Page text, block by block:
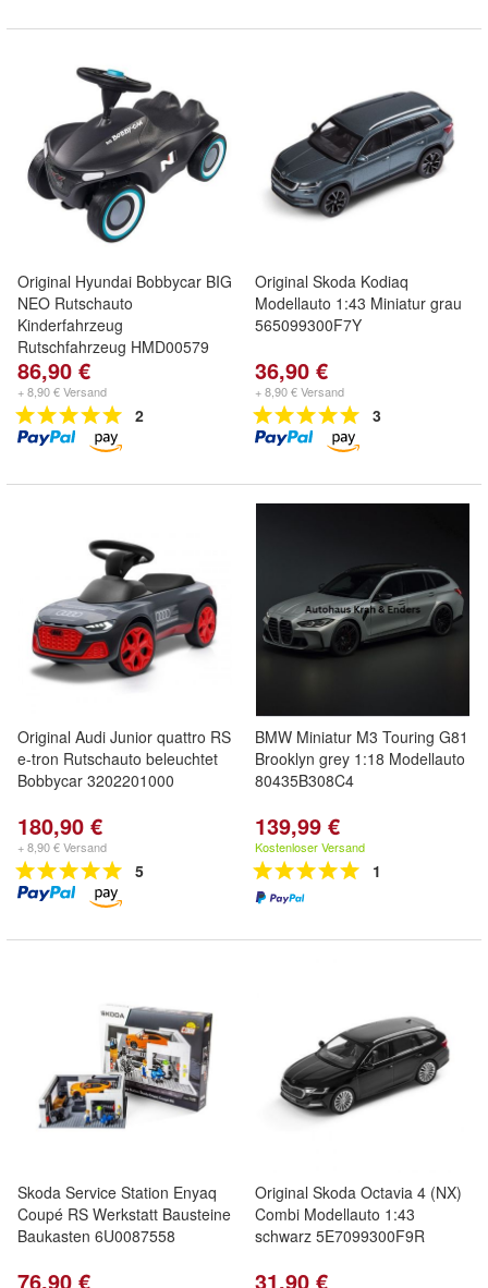
Original Hyundai Bobbycar BIG
NEO Rutschauto
Kinderfahrzeug
Rutschfahrzeug HMD00579
86,90 €
+ 8,90 € Versand
2
Original Skoda Kodiaq
Modellauto 1:43 Miniatur grau
565099300F7Y
36,90 €
+ 8,90 € Versand
3
Original Audi Junior quattro RS
e-tron Rutschauto beleuchtet
Bobbycar 3202201000
180,90 €
+ 8,90 € Versand
5
BMW Miniatur M3 Touring G81
Brooklyn grey 1:18 Modellauto
80435B308C4
139,99 €
Kostenloser Versand
1
Skoda Service Station Enyaq
Coupé RS Werkstatt Bausteine
Baukasten 6U0087558
76,90 €
Original Skoda Octavia 4 (NX)
Combi Modellauto 1:43
schwarz 5E7099300F9R
31,90 €